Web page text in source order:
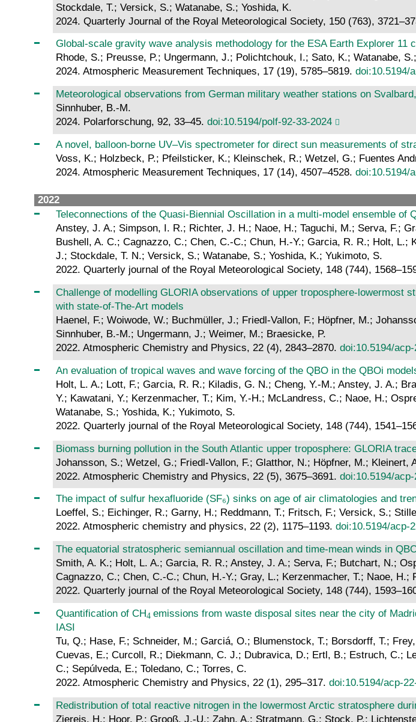
Stockdale, T.; Versick, S.; Watanabe, S.; Yoshida, K.
2024. Quarterly Journal of the Royal Meteorological Society, 150 (763),
Global-scale gravity wave analysis methodology for the ESA Earth Explorer 11
Rhode, S.; Preusse, P.; Ungermann, J.; Polichtchouk, I.; Sato, K.; Watanabe,
2024. Atmospheric Measurement Techniques, 17 (19), 5785–5819. doi:10.5194/
Meteorological observations from German military weather stations on
Sinnhuber, B.-M.
2024. Polarforschung, 92, 33–45. doi:10.5194/polf-92-33-2024
A novel, balloon-borne UV–Vis spectrometer for direct sun measurements of
Voss, K.; Holzbeck, P.; Pfeilsticker, K.; Kleinschek, R.; Wetzel, G.; Fuentes
2024. Atmospheric Measurement Techniques, 17 (14), 4507–4528. doi:10.5194/
2022
Teleconnections of the Quasi‐Biennial Oscillation in a multi‐model ensemble of
Anstey, J. A.; Simpson, I. R.; Richter, J. H.; Naoe, H.; Taguchi, M.; Serva, F.;
Bushell, A. C.; Cagnazzo, C.; Chen, C.-C.; Chun, H.-Y.; Garcia, R. R.; Holt,
J.; Stockdale, T. N.; Versick, S.; Watanabe, S.; Yoshida, K.; Yukimoto, S.
2022. Quarterly journal of the Royal Meteorological Society, 148 (744),
Challenge of modelling GLORIA observations of upper troposphere-
with state-of-The-Art models
Haenel, F.; Woiwode, W.; Buchmüller, J.; Friedl-Vallon, F.; Höpfner, M.;
Sinnhuber, B.-M.; Ungermann, J.; Weimer, M.; Braesicke, P.
2022. Atmospheric Chemistry and Physics, 22 (4), 2843–2870. doi:10.5194/
An evaluation of tropical waves and wave forcing of the QBO in the QBOi
Holt, L. A.; Lott, F.; Garcia, R. R.; Kiladis, G. N.; Cheng, Y.-M.; Anstey, J. A.;
Y.; Kawatani, Y.; Kerzenmacher, T.; Kim, Y.-H.; McLandress, C.; Naoe, H.;
Watanabe, S.; Yoshida, K.; Yukimoto, S.
2022. Quarterly journal of the Royal Meteorological Society, 148 (744),
Biomass burning pollution in the South Atlantic upper troposphere: GLORIA
Johansson, S.; Wetzel, G.; Friedl-Vallon, F.; Glatthor, N.; Höpfner, M.; Kleinert,
2022. Atmospheric Chemistry and Physics, 22 (5), 3675–3691. doi:10.5194/
The impact of sulfur hexafluoride (SF₆) sinks on age of air climatologies and
Loeffel, S.; Eichinger, R.; Garny, H.; Reddmann, T.; Fritsch, F.; Versick, S.;
2022. Atmospheric chemistry and physics, 22 (2), 1175–1193. doi:10.5194/acp-
The equatorial stratospheric semiannual oscillation and time‐mean winds in
Smith, A. K.; Holt, L. A.; Garcia, R. R.; Anstey, J. A.; Serva, F.; Butchart, N.;
Cagnazzo, C.; Chen, C.-C.; Chun, H.-Y.; Gray, L.; Kerzenmacher, T.; Naoe,
2022. Quarterly journal of the Royal Meteorological Society, 148 (744),
Quantification of CH
emissions from waste disposal sites near the city of
IASI
Tu, Q.; Hase, F.; Schneider, M.; Garciá, O.; Blumenstock, T.; Borsdorff, T.;
Cuevas, E.; Curcoll, R.; Diekmann, C. J.; Dubravica, D.; Ertl, B.; Estruch, C.;
C.; Sepúlveda, E.; Toledano, C.; Torres, C.
2022. Atmospheric Chemistry and Physics, 22 (1), 295–317. doi:10.5194/acp-
Redistribution of total reactive nitrogen in the lowermost Arctic stratosphere
Ziereis, H.; Hoor, P.; Grooß, J.-U.; Zahn, A.; Stratmann, G.; Stock, P.;